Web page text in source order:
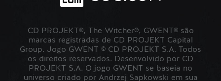
CD PROJEKT®, The Witcher®, GWENT® são
marcas registradas de CD PROJEKT Capital
Group. Jogo GWENT © CD PROJEKT S.A. Todos
os direitos reservados. Desenvolvido por CD
PROJEKT S.A. O jogo GWENT se baseia no
universo criado por Andrzej Sapkowski em sua